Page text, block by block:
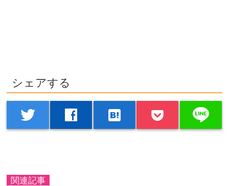
シェアする
twitter facebook hatenabookmark line
関連記事